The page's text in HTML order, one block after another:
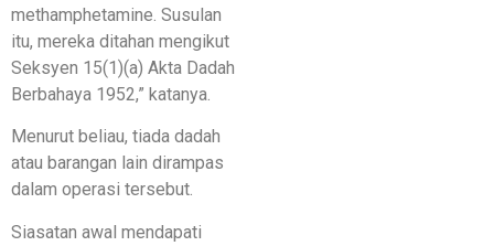
methamphetamine. Susulan
itu, mereka ditahan mengikut
Seksyen 15(1)(a) Akta Dadah
Berbahaya 1952,” katanya.
Menurut beliau, tiada dadah
atau barangan lain dirampas
dalam operasi tersebut.
Siasatan awal mendapati